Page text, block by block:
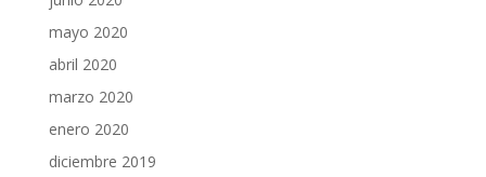
mayo 2020
abril 2020
marzo 2020
enero 2020
diciembre 2019